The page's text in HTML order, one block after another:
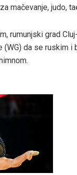
mačevanje, judo,
rumunjski grad
da se ruskim